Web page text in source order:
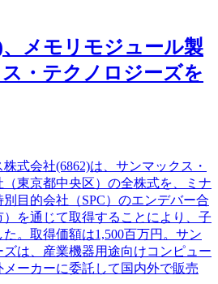
、メモリモジュール製
・テクノロジーズを
式会社(6862)は、サンマックス・
東京都中央区）の全株式を、ミナ
別目的会社（SPC）のエンデバー合
を通じて取得することにより、子
。取得価額は1,500百万円。サン
は、産業機器用途向けコンピュー
ーカーに委託して国内外で販売